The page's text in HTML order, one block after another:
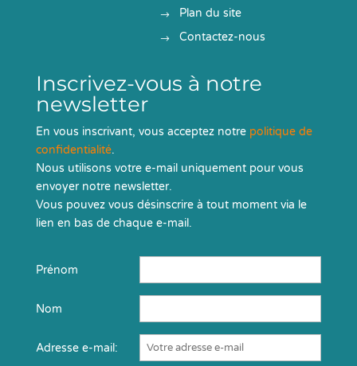
Plan du site
Contactez-nous
Inscrivez-vous à notre
newsletter
En vous inscrivant, vous acceptez notre politique de
confidentialité.
Nous utilisons votre e-mail uniquement pour vous
envoyer notre newsletter.
Vous pouvez vous désinscrire à tout moment via le
lien en bas de chaque e-mail.
Prénom
Nom
Adresse e-mail: